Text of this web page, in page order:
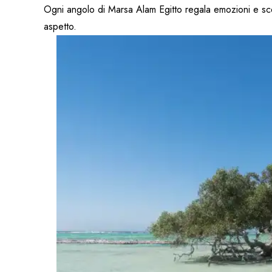
Ogni angolo di Marsa Alam Egitto regala emozioni e
aspetto.